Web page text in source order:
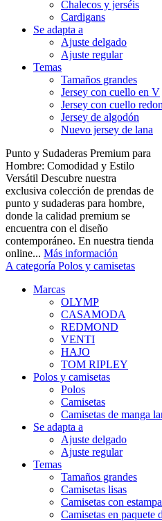
Chalecos y jerséis
Cardigans
Se adapta a
Ajuste delgado
Ajuste regular
Temas
Tamaños grandes
Jersey con cuello en V
Jersey con cuello
Jersey de algodón
Nuevo jersey de lana
Punto y Sudaderas Premium para
Hombre: Comodidad y Estilo
Versátil Descubre nuestra
exclusiva colección de prendas de
punto y sudaderas para hombre,
donde la calidad premium se
encuentra con el diseño
contemporáneo. En nuestra tienda
online... Más información
A categoría Polos y camisetas
Marcas
OLYMP
CASAMODA
REDMOND
VENTI
HAJO
TOM RIPLEY
Polos y camisetas
Polos
Camisetas
Camisetas de manga
Se adapta a
Ajuste delgado
Ajuste regular
Temas
Tamaños grandes
Camisetas lisas
Camisetas con
Camisetas en paquete